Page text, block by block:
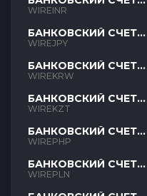
INR
WIREINR
БАНКОВСКИЙ СЧЕТ
JPY
WIREJPY
БАНКОВСКИЙ СЧЕТ
KRW
WIREKRW
БАНКОВСКИЙ СЧЕТ
KZT
WIREKZT
БАНКОВСКИЙ СЧЕТ
PHP
WIREPHP
БАНКОВСКИЙ СЧЕТ
PLN
WIREPLN